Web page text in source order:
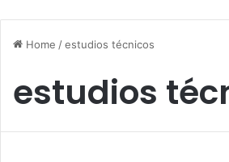
Home /estudios técnicos
estudios